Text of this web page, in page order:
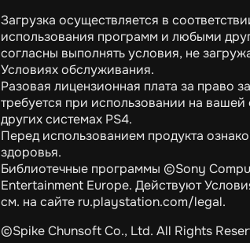
Загрузка осуществляется в
использования программ и любыми
согласны выполнять условия, не
Условиях обслуживания.
Разовая лицензионная плата за право
требуется при использовании на
других системах PS4.
Перед использованием продукта
здоровья.
Библиотечные программы ©Sony
Entertainment Europe. Действуют
см. на сайте ru.playstation.com/legal.
©Spike Chunsoft Co., Ltd. All Rights